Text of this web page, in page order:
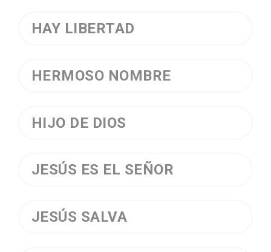
HAY LIBERTAD
HERMOSO NOMBRE
HIJO DE DIOS
JESÚS ES EL SEÑOR
JESÚS SALVA